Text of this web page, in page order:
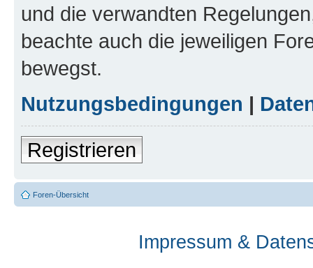
und die verwandten
beachte auch die jeweiligen
bewegst.
Nutzungsbedingungen |
Registrieren
Foren-Übersicht
Impressum &